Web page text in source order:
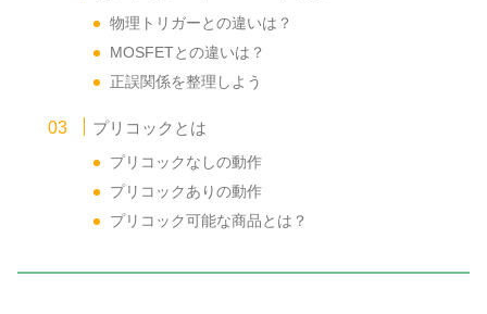
物理トリガーとの違いは？
MOSFETとの違いは？
正誤関係を整理しよう
プリコックとは
プリコックなしの動作
プリコックありの動作
プリコック可能な商品とは？